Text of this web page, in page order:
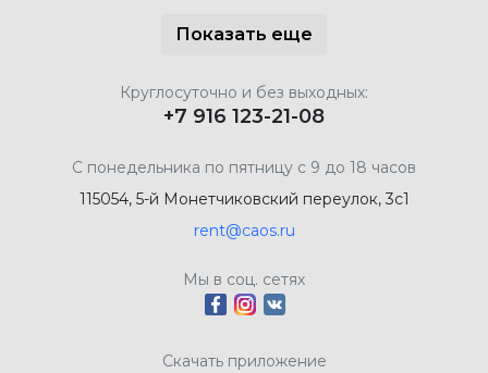
Показать еще
Круглосуточно и без выходных:
+7 916 123-21-08
С понедельника по пятницу с 9 до 18 часов
115054, 5-й Монетчиковский переулок, 3с1
rent@caos.ru
Мы в соц. сетях
Скачать приложение